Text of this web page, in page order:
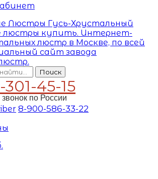
Поиск
45-15
по России
8-900-586-33-22